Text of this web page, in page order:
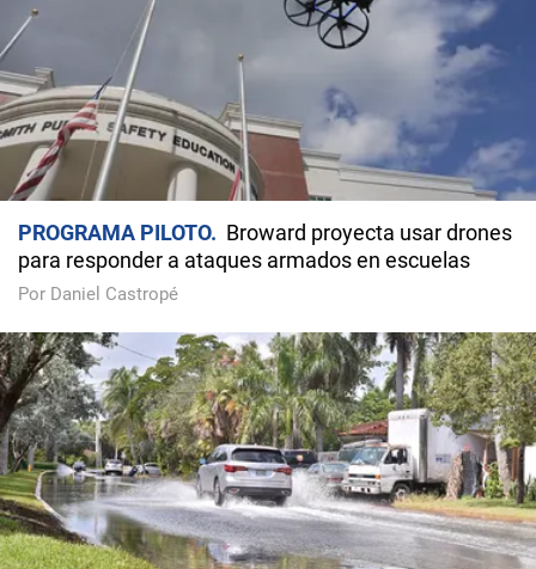
PROGRAMA PILOTO
Broward proyecta usar drones
para responder a ataques armados en escuelas
Por Daniel Castropé